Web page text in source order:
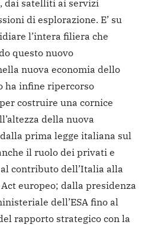
dai satelliti ai servizi
di esplorazione. E’ su
l’intera filiera che
questo nuovo
nuova economia dello
ha infine ripercorso
costruire una cornice
della nuova
prima legge italiana sul
il ruolo dei privati e
contributo dell’Italia alla
europeo; dalla presidenza
dell’ESA fino al
rapporto strategico con la